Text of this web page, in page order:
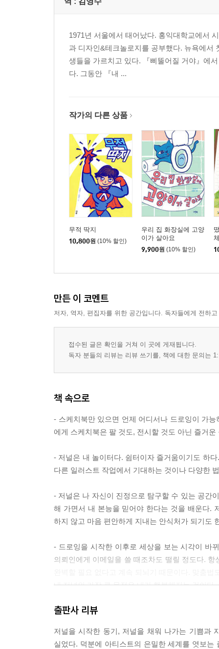
트레버 로메인 Trevor Romain
크리스찬 슬레이드 Christian Slade
엘우드 스미스 Elwood Smith
폴 수피셋 Paul Soupiset
로즈 스탕달 Roz Stendahl
신디 우즈 Cindy Woods
색인 INDEX
1971년 서울에서 태어났다. 홍익대학교에서
과 디자인&테크놀로지를 공부했다. 뉴욕에서
생들을 가르치고 있다. 『삐뚤어질 거야』에
다. 그동안 『내 ...
작가의 다른 상품
무적 딱지
10,800원 (10% 할인)
우리 집 화장실에 고양
이가 살아요
9,900원 (10% 할인)
만든 이 코멘트
저자, 역자, 편집자를 위한 공간입니다. 독자들에게 전하
접수된 글은 확인을 거쳐 이 곳에 게재됩니다.
독자 분들의 리뷰는 리뷰 쓰기를, 책에 대한 문의는
책 속으로
- 스케치북만 있으면 언제 어디서나 드로잉이 가
에게 스케치북은 팔 것도, 전시할 것도 아닌 즐거
- 저널은 내 놀이터다. 쉼터이자 즐거움이기도 하
다른 일러스트 작업에서 기대하는 것이나 다양한
- 저널은 나 자신이 진정으로 탐구할 수 있는 공간
해 가면서 내 본능을 믿어야 한다는 것을 배운다.
하지 않고 마음 편안하게 지내는 안식처가 되기도
- 드로잉을 시작한 이후로 세상을 보는 시각이 바
의뢰인에게 이메일을 쓸 때조차도 떨릴 정도다.
내 저널의 가장 큰 목적은 내가 행복해지는 것이
소리가 아주 생생하게 살아난다. 요즘같이 빠르게
출판사 리뷰
저널을 시작한 동기, 저널을 채워 나가는 기쁨과
실었다. 덕분에 아티스트의 은밀한 세계를 엿보